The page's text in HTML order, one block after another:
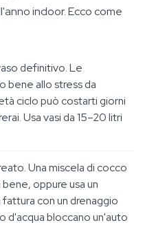
indoor. Ecco come
definitivo. Le
bene allo stress da
ciclo può costarti giorni
Usa vasi da 15–20 litri
Una miscela di cocco
oppure usa un
con un drenaggio
d'acqua bloccano un'auto